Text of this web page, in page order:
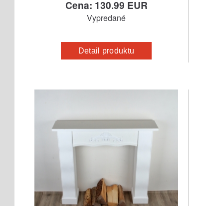
Cena: 130.99 EUR
Vypredané
Detail produktu